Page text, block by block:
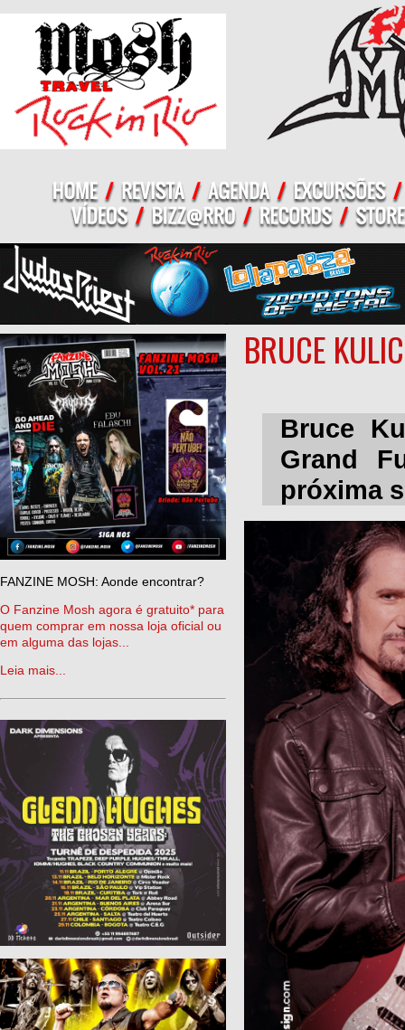
FANZINE MOSH: Aonde encontrar?
O Fanzine Mosh agora é gratuito* para
quem comprar em nossa loja oficial ou
em alguma das lojas...
Leia mais...
BRUCE
Bruce
Grand
próxima